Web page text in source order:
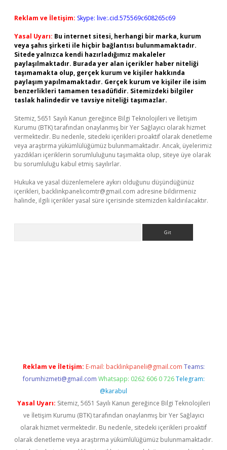
Reklam ve İletişim: Skype: live:.cid.575569c608265c69
Yasal Uyarı: Bu internet sitesi, herhangi bir marka, kurum
veya şahıs şirketi ile hiçbir bağlantısı bulunmamaktadır.
Sitede yalnızca kendi hazırladığımız makaleler
paylaşılmaktadır. Burada yer alan içerikler haber niteliği
taşımamakta olup, gerçek kurum ve kişiler hakkında
paylaşım yapılmamaktadır. Gerçek kurum ve kişiler ile isim
benzerlikleri tamamen tesadüfidir. Sitemizdeki bilgiler
taslak halindedir ve tavsiye niteliği taşımazlar.
Sitemiz, 5651 Sayılı Kanun gereğince Bilgi Teknolojileri ve İletişim
Kurumu (BTK) tarafından onaylanmış bir Yer Sağlayıcı olarak hizmet
vermektedir. Bu nedenle, sitedeki içerikleri proaktif olarak denetleme
veya araştırma yükümlülüğümüz bulunmamaktadır. Ancak, üyelerimiz
yazdıkları içeriklerin sorumluluğunu taşımakta olup, siteye üye olarak
bu sorumluluğu kabul etmiş sayılırlar.
Hukuka ve yasal düzenlemelere aykırı olduğunu düşündüğünüz
içerikleri, backlinkpanelicomtr@gmail.com adresine bildirmeniz
halinde, ilgili içerikler yasal süre içerisinde sitemizden kaldırılacaktır.
Reklam ve İletişim: E-mail: backlinkpaneli@gmail.com Teams:
forumhizmeti@gmail.com Whatsapp: 0262 606 0 726 Telegram:
@karabul
Yasal Uyarı: Sitemiz, 5651 Sayılı Kanun gereğince Bilgi Teknolojileri
ve İletişim Kurumu (BTK) tarafından onaylanmış bir Yer Sağlayıcı
olarak hizmet vermektedir. Bu nedenle, sitedeki içerikleri proaktif
olarak denetleme veya araştırma yükümlülüğümüz bulunmamaktadır.